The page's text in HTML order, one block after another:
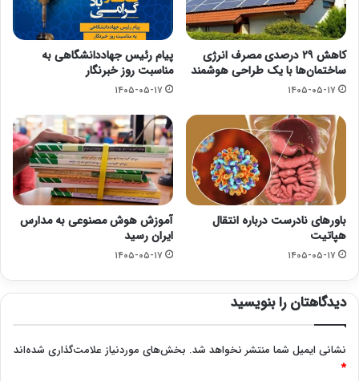
کاهش ۲۹ درصدی مصرف انرژی
ساختمان‌ها با یک طراحی هوشمند
۱۴۰۵-۰۵-۱۷
پیام رئیس جهاددانشگاهی به
مناسبت روز خبرنگار
۱۴۰۵-۰۵-۱۷
باورهای نادرست درباره انتقال
هپاتیت
۱۴۰۵-۰۵-۱۷
آموزش هوش مصنوعی به مدارس
ایران رسید
۱۴۰۵-۰۵-۱۷
دیدگاهتان را بنویسید
نشانی ایمیل شما منتشر نخواهد شد. بخش‌های موردنیاز علامت‌گذاری شده‌اند
*